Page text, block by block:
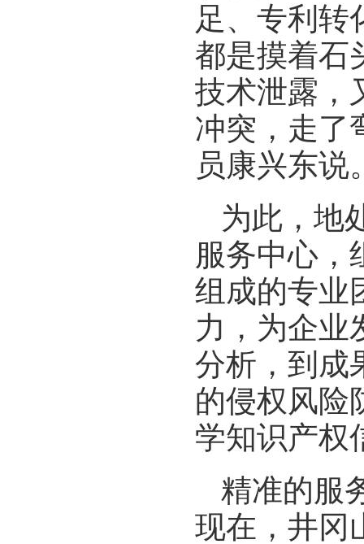
足、专利转
都是摸着石
技术泄露，
冲突，走了
员康兴东说
为此，地
服务中心，
组成的专业
力，为企业
分析，到成
的侵权风险
学知识产权
精准的服
现在，井冈